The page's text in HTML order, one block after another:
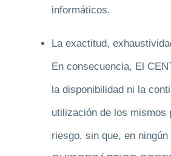
informáticos.
La exactitud,
En consecuencia, El
la disponibilidad ni la
utilización de los mismos
riesgo, sin que, en